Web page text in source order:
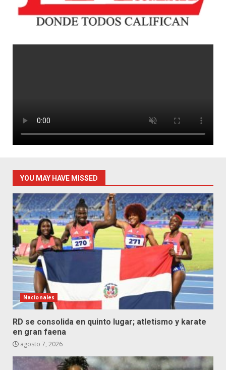
YOU MAY HAVE MISSED
Nacionales
RD se consolida en quinto lugar; atletismo y karate
en gran faena
agosto 7, 2026